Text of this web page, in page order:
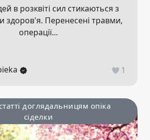
в розквіті сил стикаються з
здоров'я. Перенесені травми,
операції...
1
доглядальницям опіка
сіделки